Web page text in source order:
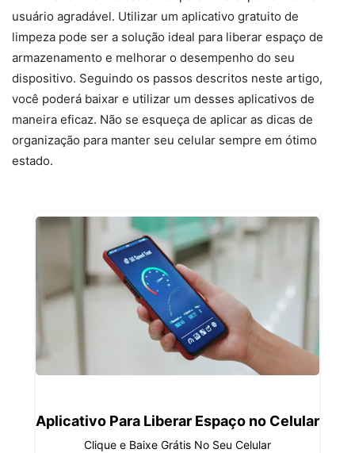
usuário agradável. Utilizar um aplicativo gratuito de
limpeza pode ser a solução ideal para liberar espaço de
armazenamento e melhorar o desempenho do seu
dispositivo. Seguindo os passos descritos neste artigo,
você poderá baixar e utilizar um desses aplicativos de
maneira eficaz. Não se esqueça de aplicar as dicas de
organização para manter seu celular sempre em ótimo
estado.
Aplicativo Para Liberar Espaço no Celular
Clique e Baixe Grátis No Seu Celular